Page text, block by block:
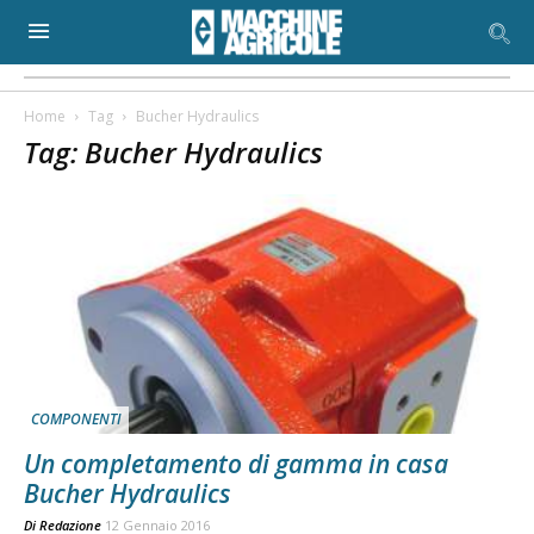
Home Tag Bucher Hydraulics
Tag: Bucher Hydraulics
COMPONENTI
Un completamento di gamma in casa
Bucher Hydraulics
Di Redazione 12 Gennaio 2016